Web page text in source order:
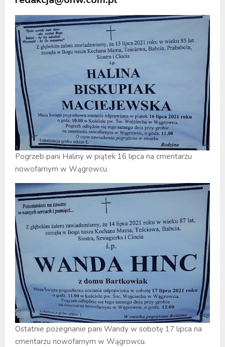
Pogrzeb pani Haliny w piątek 16 lipca na cmentarzu
nowofarnym w Wągrowcu.
Ostatnie pożegnanie pani Wandy w sobotę 17 lipca na
cmentarzu nowofarnym w Wągrowcu.